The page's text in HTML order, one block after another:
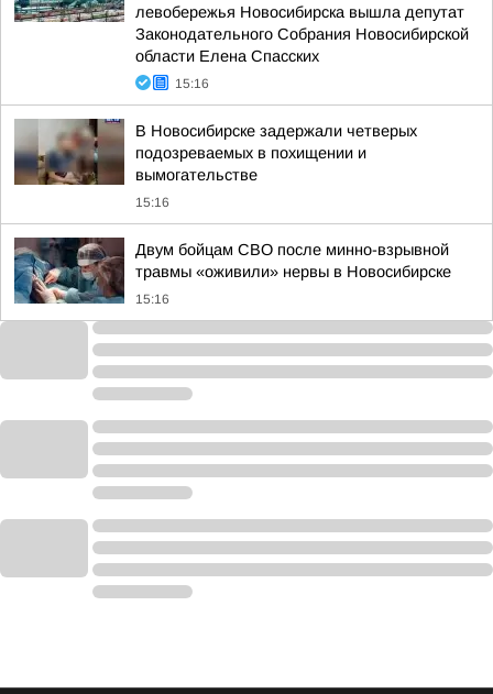
левобережья Новосибирска вышла депутат
Законодательного Собрания Новосибирской
области Елена Спасских
15:16
В Новосибирске задержали четверых
подозреваемых в похищении и
вымогательстве
15:16
Двум бойцам СВО после минно-взрывной
травмы «оживили» нервы в Новосибирске
15:16